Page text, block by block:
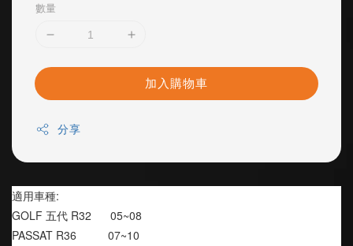
數量
加入購物車
分享
適用車種:
GOLF 五代 R32      05~08
PASSAT R36          07~10